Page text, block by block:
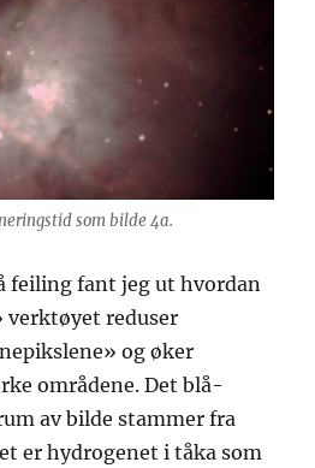
som bilde 4a.
feiling fant jeg ut hvordan
verktøyet reduser
og øker
områdene. Det blå-
av bilde stammer fra
er hydrogenet i tåka som